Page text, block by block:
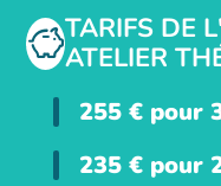
TARIFS DE
ATELIER
255 € pour
235 € pour